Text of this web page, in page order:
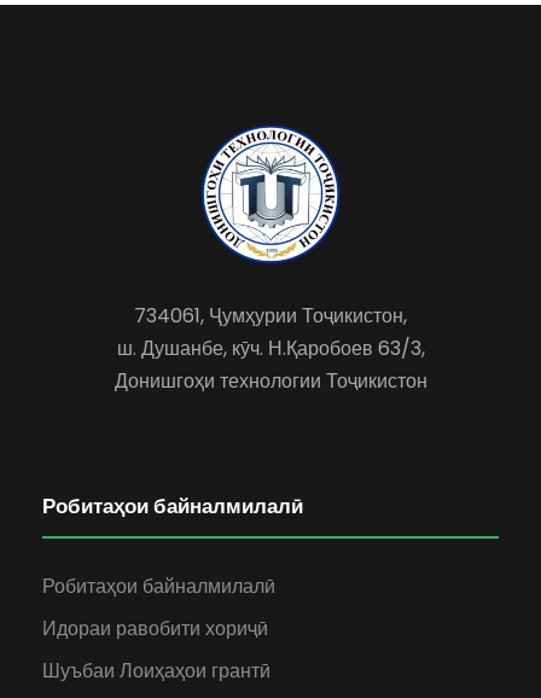
734061, Ҷумҳурии Тоҷикистон,
ш. Душанбе, кӯч. Н.Қаробоев 63/3,
Донишгоҳи технологии Тоҷикистон
Робитаҳои байналмилалӣ
Робитаҳои байналмилалӣ
Идораи равобити хориҷӣ
Шуъбаи Лоиҳаҳои грантӣ